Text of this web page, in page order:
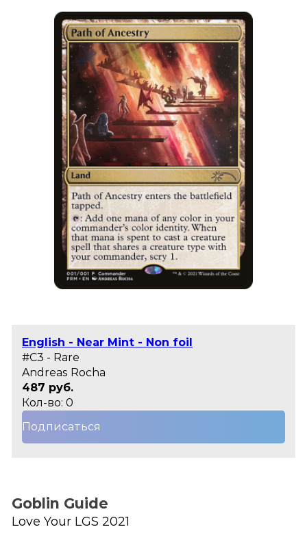
English - Near Mint - Non foil
#C3 - Rare
Andreas Rocha
487 руб.
Кол-во: 0
Подписаться
Goblin Guide
Love Your LGS 2021